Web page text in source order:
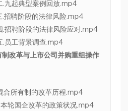
.九起典型案例回放.mp4
.招聘阶段的法律风险.mp4
.招聘阶段的法律风险应对.mp4
.员工背景调查.mp4
改革与上市公司并购重组操作
合所有制的改革历程.mp4
轮国企改革的政策状况.mp4